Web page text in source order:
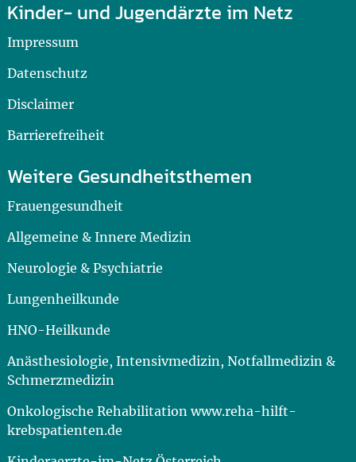
Kinder- und Jugendärzte im Netz
Impressum
Datenschutz
Disclaimer
Barrierefreiheit
Weitere Gesundheitsthemen
Frauengesundheit
Allgemeine & Innere Medizin
Neurologie & Psychiatrie
Lungenheilkunde
HNO-Heilkunde
Anästhesiologie, Intensivmedizin, Notfallmedizin &
Schmerzmedizin
Onkologische Rehabilitation www.reha-hilft-
krebspatienten.de